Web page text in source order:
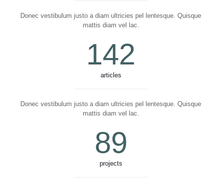
Donec vestibulum justo a diam ultricies pel lentesque. Quisque
mattis diam vel lac.
142
articles
Donec vestibulum justo a diam ultricies pel lentesque. Quisque
mattis diam vel lac.
89
projects